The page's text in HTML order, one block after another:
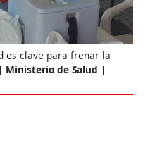
es clave para frenar la
Ministerio de Salud |